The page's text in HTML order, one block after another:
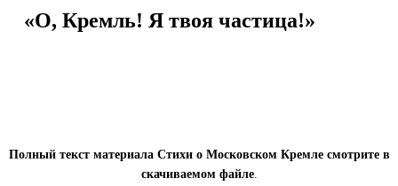
«О, Кремль! Я твоя частица!»
Полный текст материала Стихи о Московском Кремле смотрите в
скачиваемом файле.